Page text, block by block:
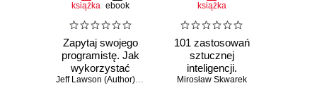
książka ebook
Zapytaj swojego
programistę. Jak
wykorzystać
potencjał
Jeff Lawson (Author)
,Eric Ries (Foreword)
książka
101 zastosowań
sztucznej
inteligencji.
Oszczędzaj 2-3
Mirosław Skwarek